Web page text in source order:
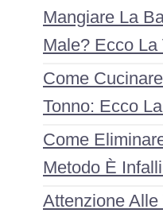
Mangiare La
Male? Ecco La
Come
Tonno: Ecco
Come
Metodo È
Attenzione